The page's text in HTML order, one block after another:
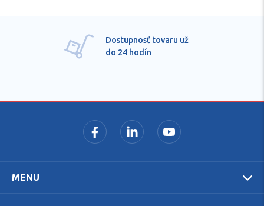
Dostupnosť tovaru už
do 24 hodín
MENU